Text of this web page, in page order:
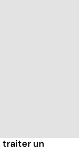
traiter un